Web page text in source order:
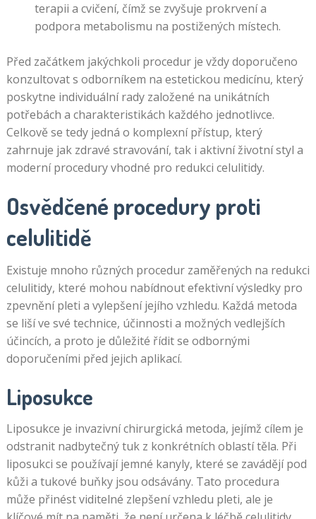
terapii a cvičení, čímž se zvyšuje prokrvení a
podpora metabolismu na postižených místech.
Před začátkem jakýchkoli procedur je vždy doporučeno
konzultovat s odborníkem na estetickou medicínu, který
poskytne individuální rady založené na unikátních
potřebách a charakteristikách každého jednotlivce.
Celkově se tedy jedná o komplexní přístup, který
zahrnuje jak zdravé stravování, tak i aktivní životní styl a
moderní procedury vhodné pro redukci celulitidy.
Osvědčené procedury proti
celulitidě
Existuje mnoho různých procedur zaměřených na redukci
celulitidy, které mohou nabídnout efektivní výsledky pro
zpevnění pleti a vylepšení jejího vzhledu. Každá metoda
se liší ve své technice, účinnosti a možných vedlejších
účincích, a proto je důležité řídit se odbornými
doporučeními před jejich aplikací.
Liposukce
Liposukce je invazivní chirurgická metoda, jejímž cílem je
odstranit nadbytečný tuk z konkrétních oblastí těla. Při
liposukci se používají jemné kanyly, které se zavádějí pod
kůži a tukové buňky jsou odsávány. Tato procedura
může přinést viditelné zlepšení vzhledu pleti, ale je